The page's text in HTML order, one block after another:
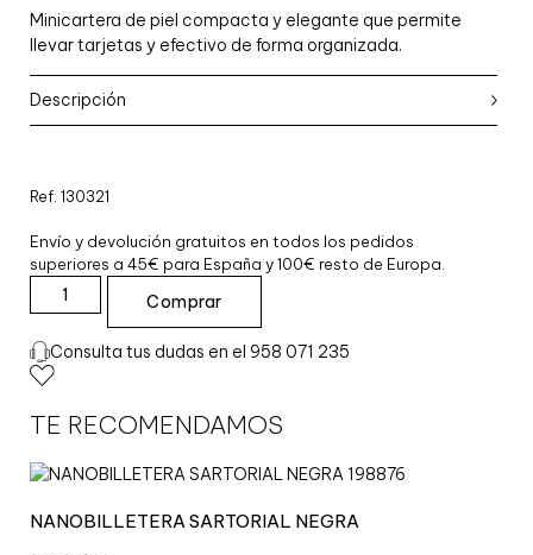
Minicartera de piel compacta y elegante que permite
llevar tarjetas y efectivo de forma organizada.
Descripción
Ref. 130321
Envío y devolución gratuitos en todos los pedidos
superiores a 45€ para España y 100€ resto de Europa.
Consulta tus dudas en el 958 071 235
N
T
L
N
S
Comprar
TE RECOMENDAMOS
NANOBILLETERA SARTORIAL NEGRA